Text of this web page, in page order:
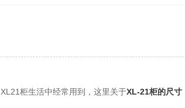
XL21柜生活中经常用到，这里关于XL-21柜的尺寸